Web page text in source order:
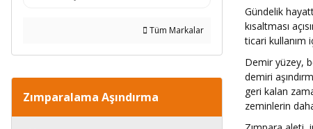
Tüm Markalar
Zımparalama Aşındırma
Gündelik
kısaltması
ticari kullanım
Demir yüzey,
demiri
geri kalan
zeminlerin